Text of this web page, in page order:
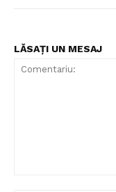
LĂSAȚI UN MESAJ